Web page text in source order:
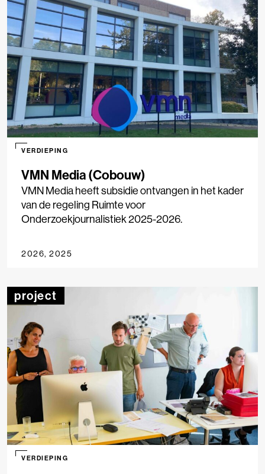
VMN Media (Cobouw)
VERDIEPING
VMN Media heeft subsidie ontvangen in het kader
van de regeling Ruimte voor
Onderzoekjournalistiek 2025-2026.
2026, 2025
project
VERDIEPING